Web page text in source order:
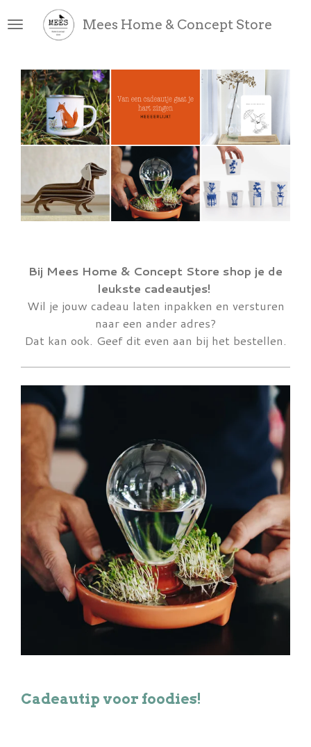
direct
hoofdinhoud
Mees Home & Concept Store
Bij Mees Home & Concept Store shop je de
leukste cadeautjes!
Wil je jouw cadeau laten inpakken en versturen
naar een ander adres?
Dat kan ook. Geef dit even aan bij het bestellen.
Cadeautip voor foodies!